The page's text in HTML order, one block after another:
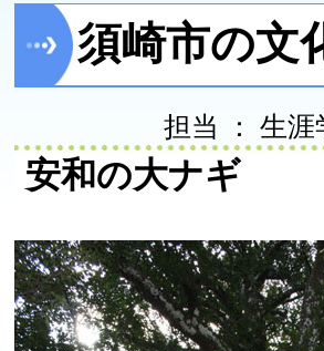
須崎市の文
担当 ： 生涯
安和の大ナギ